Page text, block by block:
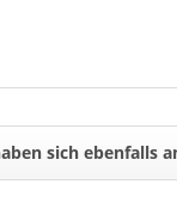
sich ebenfalls